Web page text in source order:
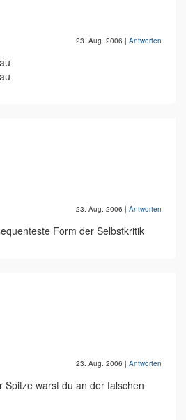
23. Aug. 2006 | Antworten
23. Aug. 2006 | Antworten
Form der Selbstkritik
23. Aug. 2006 | Antworten
Spitze warst du an der falschen